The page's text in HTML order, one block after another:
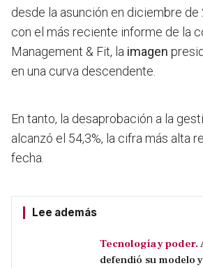
desde la asunción en diciembre de
con el más reciente informe de la
Management & Fit, la imagen
en una curva descendente.
En tanto, la desaprobación a la
alcanzó el 54,3%, la cifra más alta
fecha.
Lee además
Tecnología y poder.
defendió su modelo